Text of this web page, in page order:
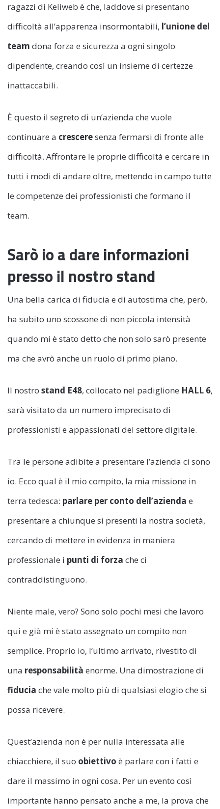
ragazzi di Keliweb è che, laddove si presentano
difficoltà all’apparenza insormontabili, l’unione del
team dona forza e sicurezza a ogni singolo
dipendente, creando così un insieme di certezze
inattaccabili.
È questo il segreto di un’azienda che vuole
continuare a cresceresenza fermarsi di fronte alle
difficoltà. Affrontare le proprie difficoltà e cercare in
tutti i modi di andare oltre, mettendo in campo tutte
le competenze dei professionisti che formano il
team.
Sarò io a dare informazioni
presso il nostro stand
Una bella carica di fiducia e di autostima che, però,
ha subito uno scossone di non piccola intensità
quando mi è stato detto che non solo sarò presente
ma che avrò anche un ruolo di primo piano.
Il nostro stand E48, collocato nel padiglione HALL 6,
sarà visitato da un numero imprecisato di
professionisti e appassionati del settore digitale.
Tra le persone adibite a presentare l’azienda ci sono
io. Ecco qual è il mio compito, la mia missione in
terra tedesca: parlare per conto dell’azienda e
presentare a chiunque si presenti la nostra società,
cercando di mettere in evidenza in maniera
professionale i punti di forza che ci
contraddistinguono.
Niente male, vero? Sono solo pochi mesi che lavoro
qui e già mi è stato assegnato un compito non
semplice. Proprio io, l’ultimo arrivato, rivestito di
una responsabilità enorme. Una dimostrazione di
fiducia che vale molto più di qualsiasi elogio che si
possa ricevere.
Quest’azienda non è per nulla interessata alle
chiacchiere, il suo obiettivo è parlare con i fatti e
dare il massimo in ogni cosa. Per un evento così
importante hanno pensato anche a me, la prova che